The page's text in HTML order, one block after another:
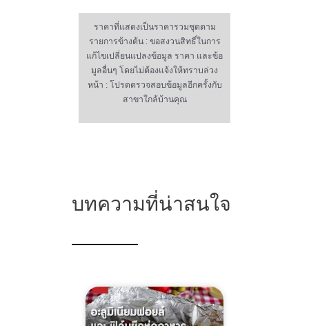
ราคาที่แสดงเป็นราคารวมชุดตาม
รายการข้างต้น : ขอสงวนสิทธิ์ในการ
แก้ไขเปลี่ยนแปลงข้อมูล ราคา และข้อ
มูลอื่นๆ โดยไม่ต้องแจ้งให้ทราบล่วง
หน้า : โปรดตรวจสอบข้อมูลอีกครั้งกับ
สาขาใกล้บ้านคุณ
บทความที่น่าสนใจ